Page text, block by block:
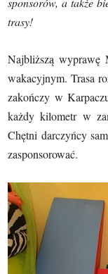
trasy!
Najbliższą wyprawę
wakacyjnym. Trasa
zakończy w
każdy kilometr w
Chętni darczyńcy
zasponsorować.